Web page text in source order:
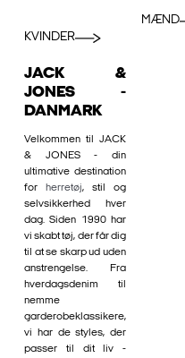
KVINDER
MÆND
JACK &
JONES -
DANMARK
Velkommen til JACK
& JONES - din
ultimative destination
for herretøj, stil og
selvsikkerhed hver
dag. Siden 1990 har
vi skabt tøj, der får dig
til at se skarp ud uden
anstrengelse. Fra
hverdagsdenim til
nemme
garderobeklassikere,
vi har de styles, der
passer til dit liv -